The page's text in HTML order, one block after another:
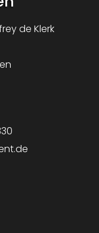
de Klerk